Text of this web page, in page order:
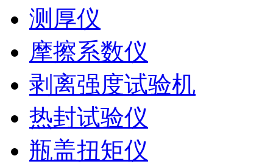
测厚仪
摩擦系数仪
剥离强度试验机
热封试验仪
瓶盖扭矩仪